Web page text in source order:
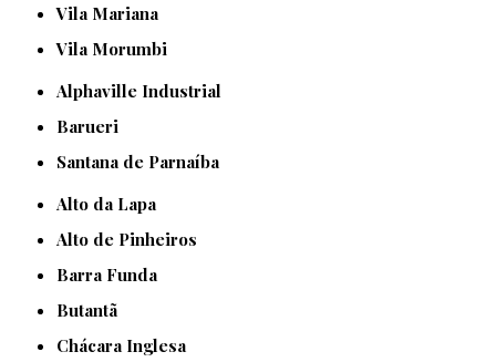
Vila Mariana
Vila Morumbi
Alphaville Industrial
Barueri
Santana de Parnaíba
Alto da Lapa
Alto de Pinheiros
Barra Funda
Butantã
Chácara Inglesa